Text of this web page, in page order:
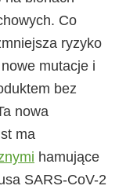
Co
ryzyko
mutacje i
bez
nowa
ma
hamujące
SARS-CoV-2